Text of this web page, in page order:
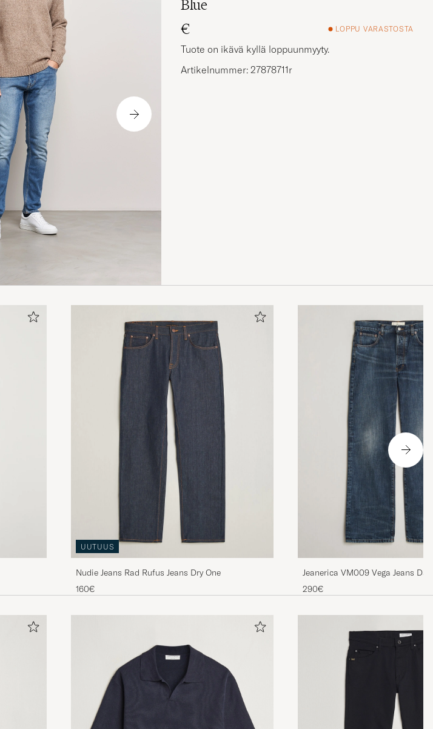
Blue
€
LOPPU VARASTOSTA
Tuote on ikävä kyllä loppuunmyyty.
Artikelnummer: 27878711r
UUTUUS
Nudie Jeans Rad Rufus Jeans Dry One
160€
Jeanerica VM009 Vega Jeans
290€